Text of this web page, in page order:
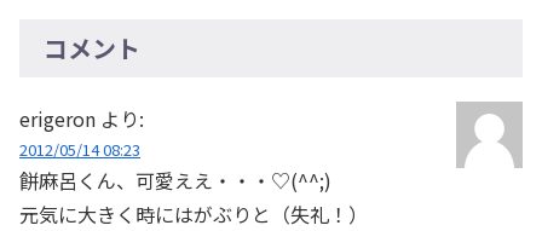
コメント
erigeron より:
2012/05/14 08:23
餅麻呂くん、可愛ええ・・・♡(^^;)
元気に大きく時にはがぶりと（失礼！）